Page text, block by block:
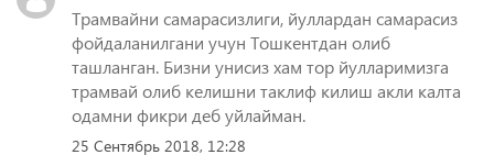
Трамвайни самарасизлиги, йуллардан самарасиз
фойдаланилгани учун Тошкентдан олиб
ташланган. Бизни унисиз хам тор йулларимизга
трамвай олиб келишни таклиф килиш акли калта
одамни фикри деб уйлайман.
25 Сентябрь 2018, 12:28